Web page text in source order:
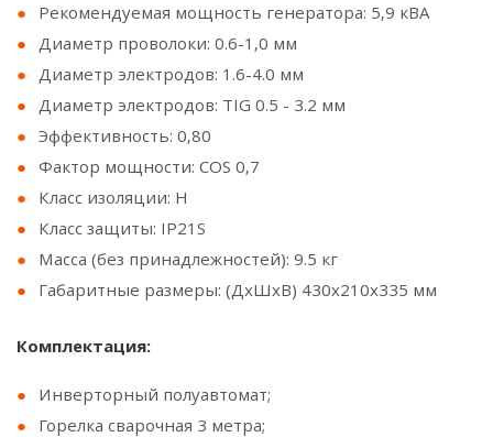
Рекомендуемая мощность генератора: 5,9 кВА
Диаметр проволоки: 0.6-1,0 мм
Диаметр электродов: 1.6-4.0 мм
Диаметр электродов: TIG 0.5 - 3.2 мм
Эффективность: 0,80
Фактор мощности: COS 0,7
Класс изоляции: H
Класс защиты: IP21S
Масса (без принадлежностей): 9.5 кг
Габаритные размеры: (ДxШxВ) 430x210x335 мм
Комплектация:
Инверторный полуавтомат;
Горелка сварочная 3 метра;